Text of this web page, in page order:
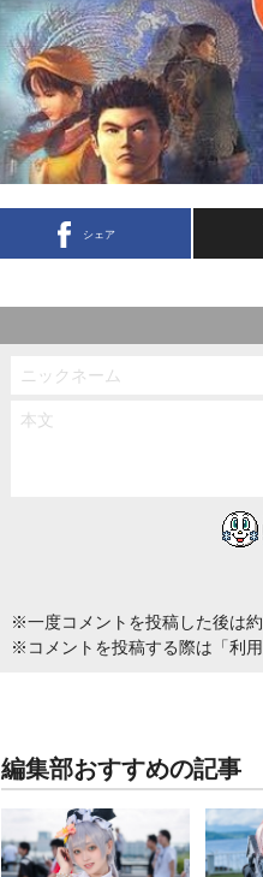
シェア
※一度コメントを投稿した後は
※コメントを投稿する際は 「利
編集部おすすめの記事